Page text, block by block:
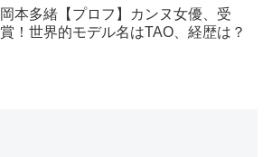
岡本多緒【プロフ】カンヌ女優、受
賞！世界的モデル名はTAO、経歴は？